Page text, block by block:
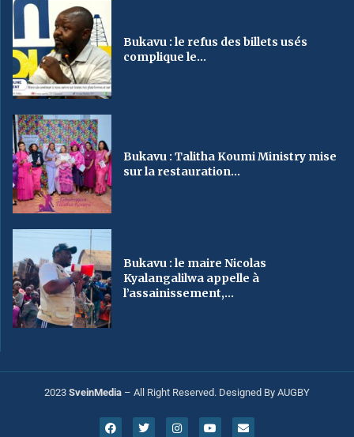
Bukavu : le refus des billets usés
complique le...
Bukavu : Talitha Koumi Ministry mise
sur la restauration...
Bukavu : le maire Nicolas
Kyalangalilwa appelle à
l’assainissement,...
2023 SveinMedia – All Right Reserved. Designed By AUGBY